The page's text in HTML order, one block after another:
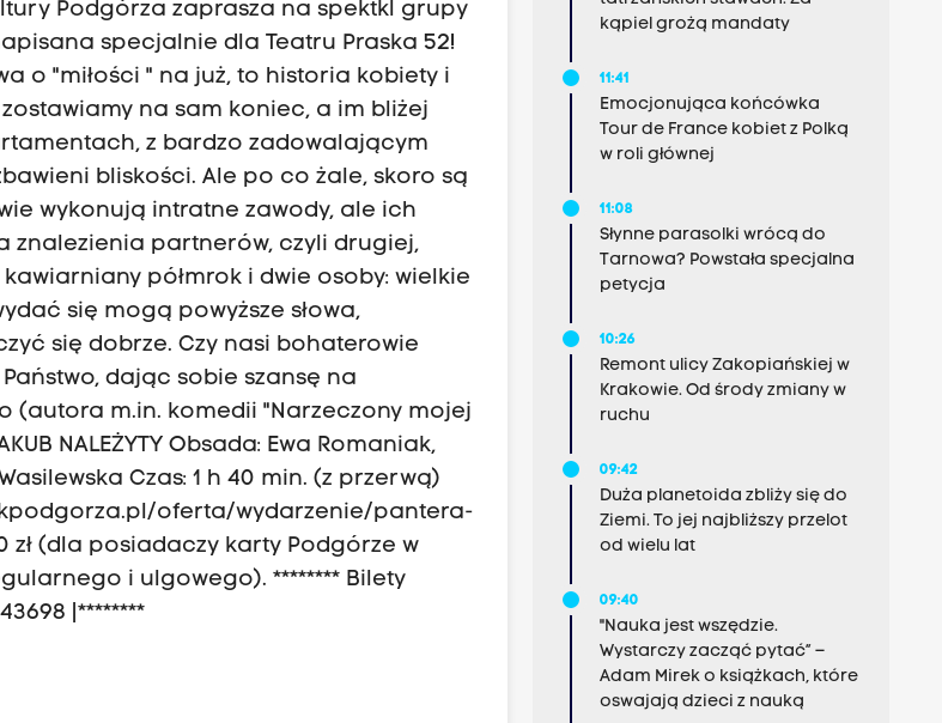
Podgórza zaprasza na spektkl grupy
specjalnie dla Teatru Praska 52!
o "miłości " na już, to historia kobiety i
na sam koniec, a im bliżej
z bardzo zadowalającym
bliskości. Ale po co żale, skoro są
wykonują intratne zawody, ale ich
znalezienia partnerów, czyli drugiej,
półmrok i dwie osoby: wielkie
się mogą powyższe słowa,
się dobrze. Czy nasi bohaterowie
dając sobie szansę na
(autora m.in. komedii "Narzeczony mojej
NALEŻYTY Obsada: Ewa Romaniak,
Czas: 1 h 40 min. (z przerwą)
oferta/wydarzenie/pantera-
zł (dla posiadaczy karty Podgórze w
i ulgowego). ******** Bilety
|********
kąpiel grożą mandaty
11:41
Emocjonująca końcówka
Tour de France kobiet z Polką
w roli głównej
11:08
Słynne parasolki wrócą do
Tarnowa? Powstała specjalna
petycja
10:26
Remont ulicy Zakopiańskiej w
Krakowie. Od środy zmiany w
ruchu
09:42
Duża planetoida zbliży się do
Ziemi. To jej najbliższy przelot
od wielu lat
09:40
"Nauka jest wszędzie.
Wystarczy zacząć pytać” –
Adam Mirek o książkach, które
oswajają dzieci z nauką